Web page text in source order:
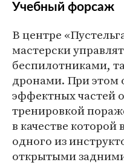
Учебный форсаж
В центре
мастерски
беспилотниками,
дронами. При этом
эффектных частей
тренировкой
в качестве
одного из
открытыми